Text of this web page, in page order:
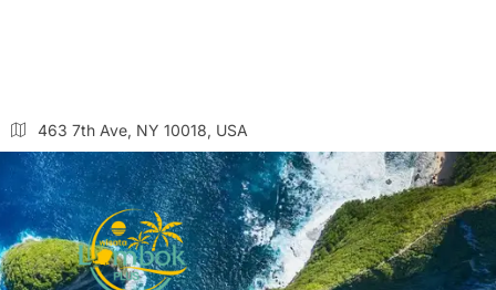
463 7th Ave, NY 10018, USA